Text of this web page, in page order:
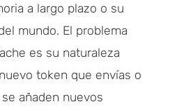
a largo plazo o su
mundo. El problema
es su naturaleza
token que envías o
añaden nuevos